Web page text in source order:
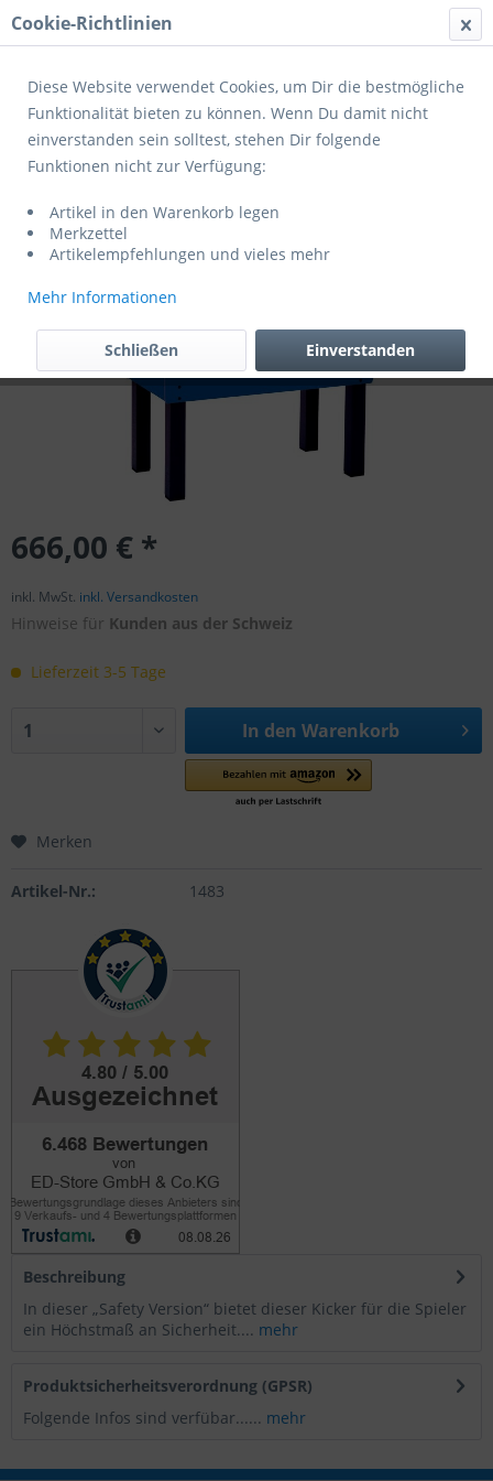
Menü
Übersicht Kickertische, Multitische & Billardtische
TELESKOP blau 5260.01
666,00 € *
inkl. MwSt. inkl. Versandkosten
Hinweise für Kunden aus der Schweiz
Lieferzeit 3-5 Tage
In den Warenkorb
Merken
Artikel-Nr.: 1483
Beschreibung
In dieser „Safety Version“ bietet dieser Kicker für die Spieler
ein Höchstmaß an Sicherheit.... mehr
Produktsicherheitsverordnung (GPSR)
Folgende Infos sind verfübar...... mehr
Cookie-Richtlinien
Diese Website verwendet Cookies, um Dir die bestmögliche
Funktionalität bieten zu können. Wenn Du damit nicht
einverstanden sein solltest, stehen Dir folgende
Funktionen nicht zur Verfügung:
Artikel in den Warenkorb legen
Merkzettel
Artikelempfehlungen und vieles mehr
Mehr Informationen
Einverstanden
Schließen